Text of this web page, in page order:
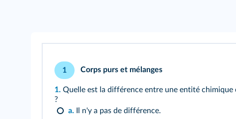
1 Corps purs et mélanges
1. Quelle est la différence entre une entité chimique
?
a. Il n'y a pas de différence.